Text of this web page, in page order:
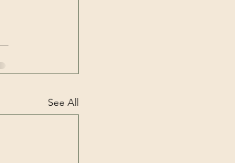
See All